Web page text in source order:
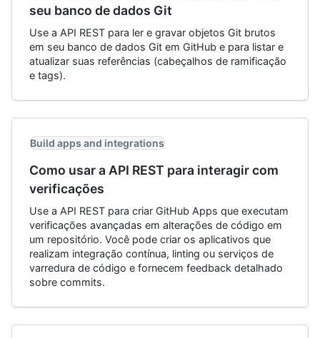
seu banco de dados Git
Use a API REST para ler e gravar objetos Git brutos
em seu banco de dados Git em GitHub e para listar e
atualizar suas referências (cabeçalhos de ramificação
e tags).
Build apps and integrations
Como usar a API REST para interagir com
verificações
Use a API REST para criar GitHub Apps que executam
verificações avançadas em alterações de código em
um repositório. Você pode criar os aplicativos que
realizam integração contínua, linting ou serviços de
varredura de código e fornecem feedback detalhado
sobre commits.